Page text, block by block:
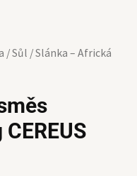
/Sůl / Slánka – Africká